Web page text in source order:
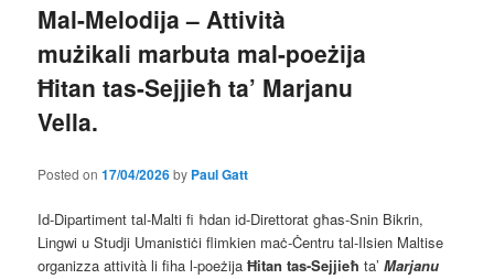
Mal-Melodija – Attività
mużikali marbuta mal-poeżija
Ħitan tas-Sejjieħ ta’ Marjanu
Vella.
Posted on17/04/2026by Paul Gatt
Id-Dipartiment tal-Malti fi ħdan id-Direttorat għas-Snin Bikrin,
Lingwi u Studji Umanistiċi flimkien maċ-Ċentru tal-Ilsien Maltise
organizza attività li fiha l-poeżijaĦitan tas-Sejjieħ ta’Marjanu